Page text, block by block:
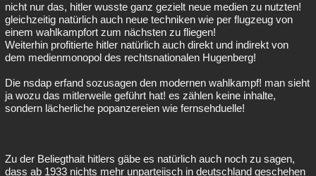
nicht nur das, hitler wusste ganz gezielt neue medien zu nutzten!
gleichzeitig natürlich auch neue techniken wie per flugzeug von
einem wahlkampfort zum nächsten zu fliegen!
Weiterhin profitierte hitler natürlich auch direkt und indirekt von
dem medienmonopol des rechtsnationalen Hugenberg!
Die nsdap erfand sozusagen den modernen wahlkampf! man sieht
ja wozu das mitlerweile geführt hat! es zählen keine inhalte,
sondern lächerliche popanzereien wie fernsehduelle!
Zu der Beliegthait hitlers gäbe es natürlich auch noch zu sagen,
dass ab 1933 nichts mehr unparteiisch in deutschland geschehen